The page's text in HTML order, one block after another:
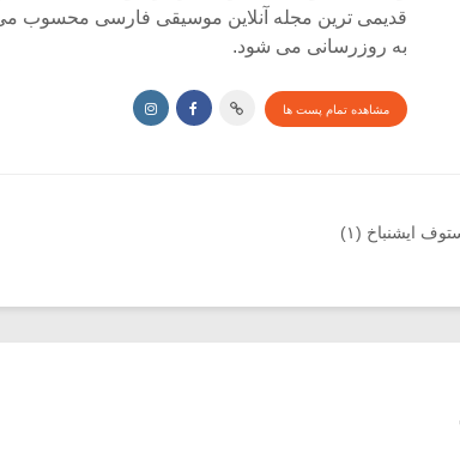
قدیمی ترین مجله آنلاین موسیقی فارسی محسوب
به روزرسانی می شود.
مشاهده تمام پست ها
ایشنباخ (۱)